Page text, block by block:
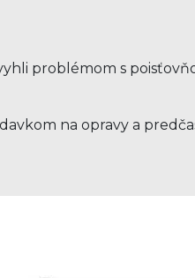
problémom s
na opravy a